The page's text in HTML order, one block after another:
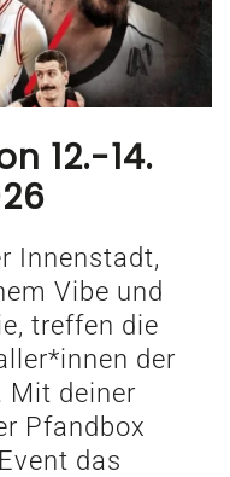
12.-14.
Innenstadt,
Vibe und
treffen die
der
Mit deiner
Pfandbox
das